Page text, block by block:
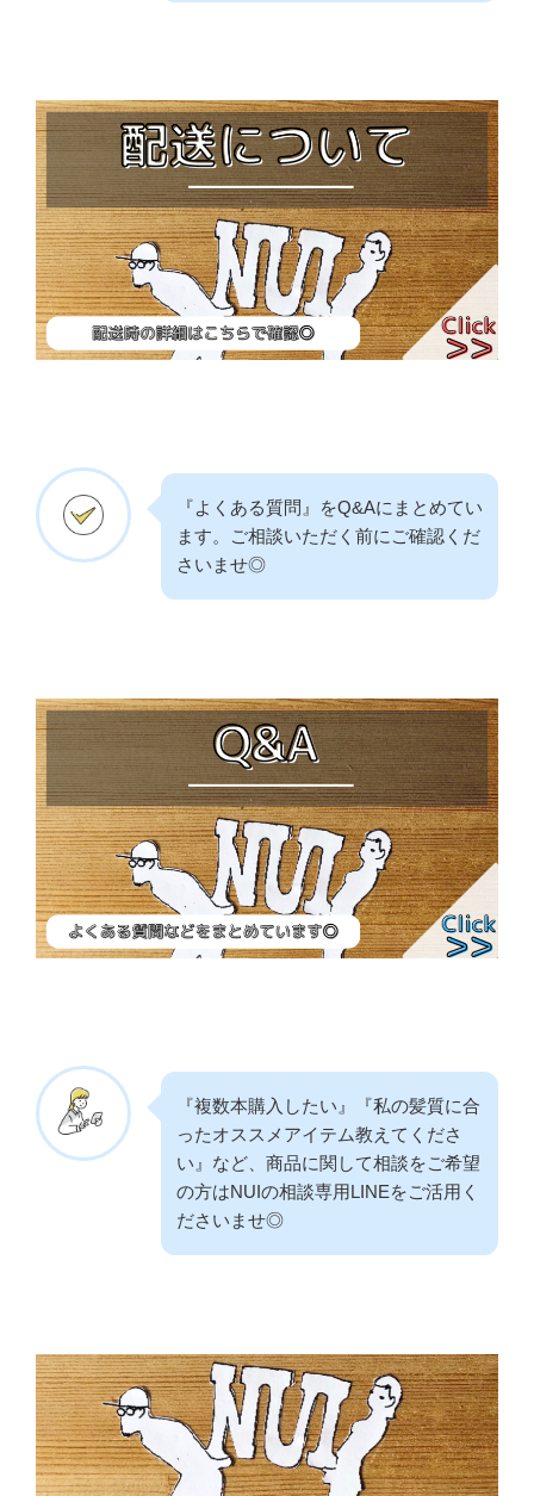
『よくある質問』をQ&Aにまとめてい
ます。ご相談いただく前にご確認くだ
さいませ◎
『複数本購入したい』『私の髪質に合
ったオススメアイテム教えてくださ
い』など、商品に関して相談をご希望
の方はNUIの相談専用LINEをご活用く
ださいませ◎